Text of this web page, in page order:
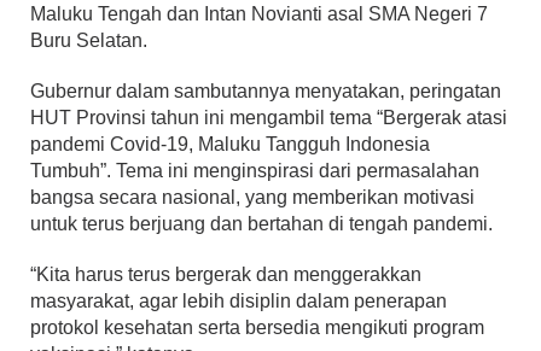
Maluku Tengah dan Intan Novianti asal SMA Negeri 7
Buru Selatan.
Gubernur dalam sambutannya menyatakan, peringatan
HUT Provinsi tahun ini mengambil tema “Bergerak atasi
pandemi Covid-19, Maluku Tangguh Indonesia
Tumbuh”. Tema ini menginspirasi dari permasalahan
bangsa secara nasional, yang memberikan motivasi
untuk terus berjuang dan bertahan di tengah pandemi.
“Kita harus terus bergerak dan menggerakkan
masyarakat, agar lebih disiplin dalam penerapan
protokol kesehatan serta bersedia mengikuti program